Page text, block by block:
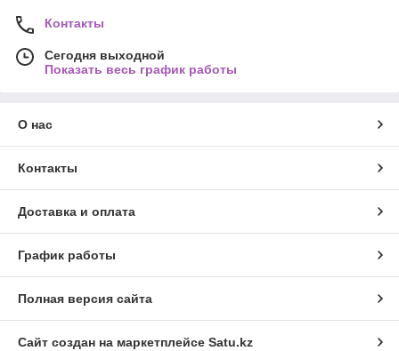
Контакты
Сегодня выходной
Показать весь график работы
О нас
Контакты
Доставка и оплата
График работы
Полная версия сайта
Сайт создан на маркетплейсе Satu.kz